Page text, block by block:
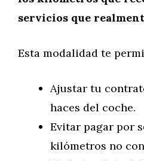
servicios que
Esta modalidad te
Ajustar tu
haces del coche.
Evitar pagar por
kilómetros no